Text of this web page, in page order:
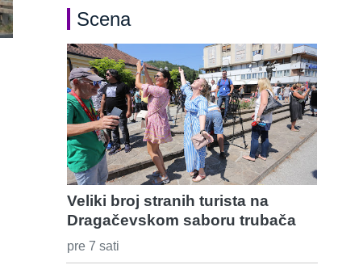
Scena
Veliki broj stranih turista na
Dragačevskom saboru trubača
pre 7 sati